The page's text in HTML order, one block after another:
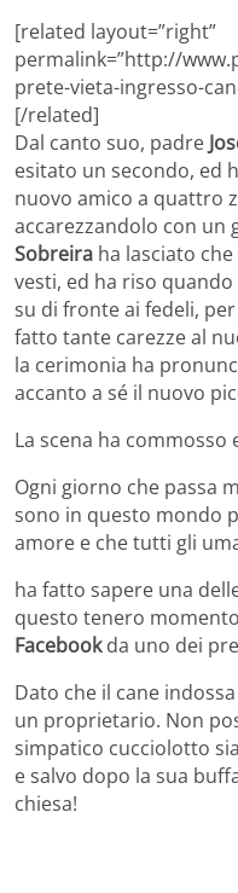
[related layout=”right”
permalink=”http://
prete-vieta-ingresso-
[/related]
Dal canto suo, padre
esitato un secondo, ed
nuovo amico a quattro
accarezzandolo con un
Sobreira ha lasciato
vesti, ed ha riso
su di fronte ai fedeli,
fatto tante carezze al
la cerimonia ha
accanto a sé il nuovo
La scena ha
Ogni giorno che passa
sono in questo mondo
amore e che tutti gli
ha fatto sapere una
questo tenero
Facebookda uno dei
Dato che il cane
un proprietario. Non
simpatico cucciolotto
e salvo dopo la sua
chiesa!